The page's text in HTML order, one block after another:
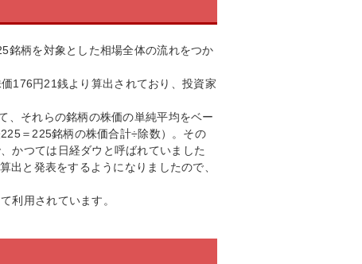
銘柄を対象とした相場全体の流れをつか
176円21銭より算出されており、投資家
、それらの銘柄の株価の単純平均をベー
＝225銘柄の株価合計÷除数）。その
かつては日経ダウと呼ばれていました
と発表をするようになりましたので、
利用されています。